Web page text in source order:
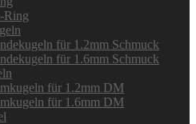
Ring
für 1.2mm Schmuck
für 1.6mm Schmuck
für 1.2mm DM
für 1.6mm DM